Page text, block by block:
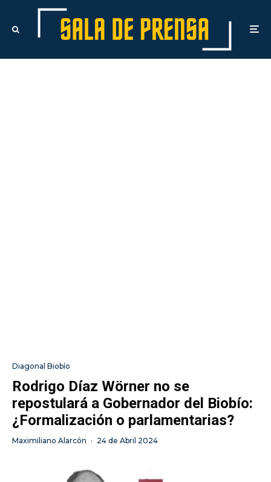
Diagonal Biobío
Rodrigo Díaz Wörner no se
repostulará a Gobernador del Biobío:
¿Formalización o parlamentarias?
Maximiliano Alarcón · 24 de Abril 2024